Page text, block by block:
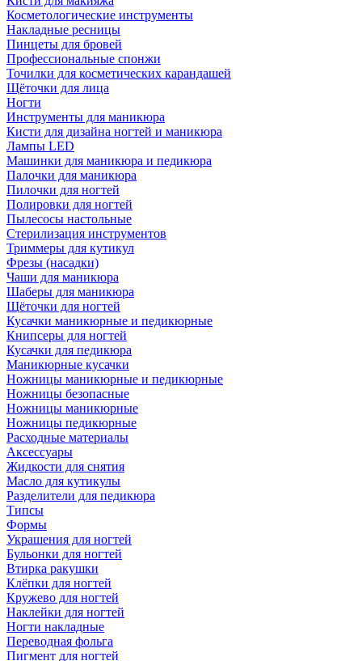
Косметологические инструменты
Накладные ресницы
Пинцеты для бровей
Профессиональные спонжи
Точилки для косметических карандашей
Щёточки для лица
Ногти
Инструменты для маникюра
Кисти для дизайна ногтей и маникюра
Лампы LED
Машинки для маникюра и педикюра
Палочки для маникюра
Пилочки для ногтей
Полировки для ногтей
Пылесосы настольные
Стерилизация инструментов
Триммеры для кутикул
Фрезы (насадки)
Чаши для маникюра
Шаберы для маникюра
Щёточки для ногтей
Кусачки маникюрные и педикюрные
Книпсеры для ногтей
Кусачки для педикюра
Маникюрные кусачки
Ножницы маникюрные и педикюрные
Ножницы безопасные
Ножницы маникюрные
Ножницы педикюрные
Расходные материалы
Аксессуары
Жидкости для снятия
Масло для кутикулы
Разделители для педикюра
Типсы
Формы
Украшения для ногтей
Бульонки для ногтей
Втирка ракушки
Клёпки для ногтей
Кружево для ногтей
Наклейки для ногтей
Ногти накладные
Переводная фольга
Пигмент для ногтей